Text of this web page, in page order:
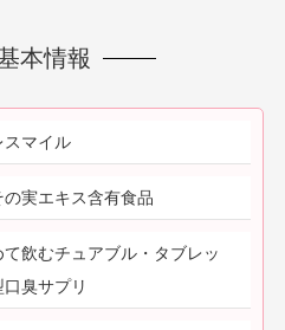
本情報
スマイル
の実エキス含有食品
て飲むチュアブル・タブレッ
口臭サプリ